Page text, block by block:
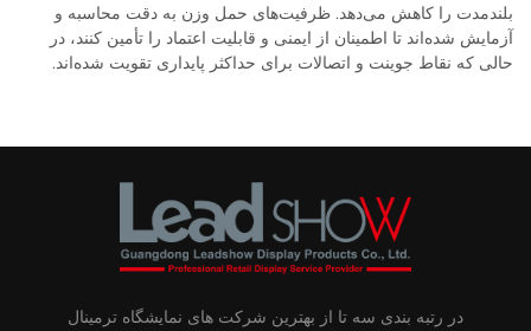
بلندمدت را کاهش می‌دهد. ظرفیت‌های حمل وزن به دقت محاسبه و
آزمایش شده‌اند تا اطمینان از ایمنی و قابلیت اعتماد را تأمین کنند، در
حالی که نقاط جوینت و اتصالات برای حداکثر پایداری تقویت شده‌اند.
در رتبه بندی سه تا از بهترین شرکت های نمایشگاه ترمینال